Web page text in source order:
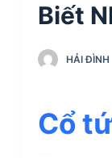
Biết
HẢI ĐÌNH
Cổ